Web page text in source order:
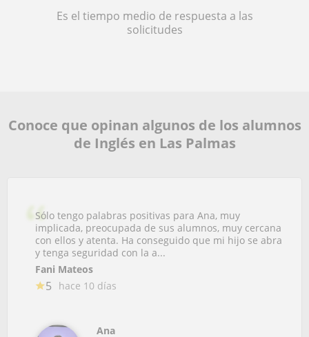
Es el tiempo medio de respuesta a las
solicitudes
Conoce que opinan algunos de los alumnos
de Inglés en Las Palmas
Sólo tengo palabras positivas para Ana, muy
implicada, preocupada de sus alumnos, muy cercana
con ellos y atenta. Ha conseguido que mi hijo se abra
y tenga seguridad con la a...
Fani Mateos
5 hace 10 días
Ana